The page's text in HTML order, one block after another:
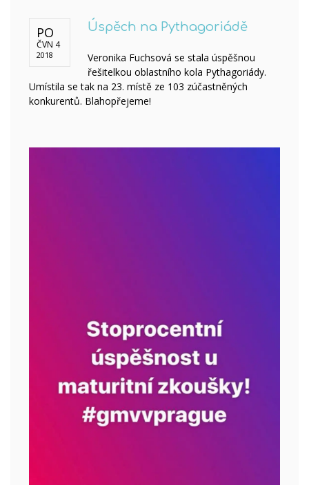
PO
ČVN 4
2018
Úspěch na Pythagoriádě
Veronika Fuchsová se stala úspěšnou
řešitelkou oblastního kola Pythagoriády.
Umístila se tak na 23. místě ze 103 zúčastněných
konkurentů. Blahopřejeme!